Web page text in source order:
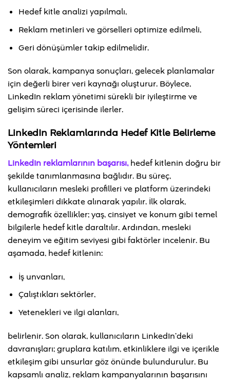
Hedef kitle analizi yapılmalı,
Reklam metinleri ve görselleri optimize edilmeli,
Geri dönüşümler takip edilmelidir.
Son olarak, kampanya sonuçları, gelecek planlamalar
için değerli birer veri kaynağı oluşturur. Böylece,
LinkedIn reklam yönetimi sürekli bir iyileştirme ve
gelişim süreci içerisinde ilerler.
LinkedIn Reklamlarında Hedef Kitle Belirleme
Yöntemleri
LinkedIn reklamlarının başarısı,hedef kitlenin doğru bir
şekilde tanımlanmasına bağlıdır. Bu süreç,
kullanıcıların mesleki profilleri ve platform üzerindeki
etkileşimleri dikkate alınarak yapılır. İlk olarak,
demografik özellikler; yaş, cinsiyet ve konum gibi temel
bilgilerle hedef kitle daraltılır. Ardından, mesleki
deneyim ve eğitim seviyesi gibi faktörler incelenir. Bu
aşamada, hedef kitlenin:
İş unvanları,
Çalıştıkları sektörler,
Yetenekleri ve ilgi alanları,
belirlenir. Son olarak, kullanıcıların LinkedIn’deki
davranışları; gruplara katılım, etkinliklere ilgi ve içerikle
etkileşim gibi unsurlar göz önünde bulundurulur. Bu
kapsamlı analiz, reklam kampanyalarının başarısını